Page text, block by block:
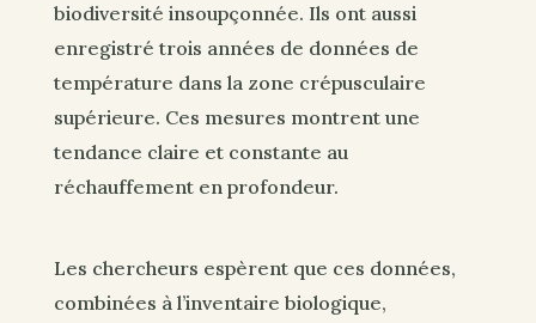
biodiversité insoupçonnée. Ils ont aussi
enregistré trois années de données de
température dans la zone crépusculaire
supérieure. Ces mesures montrent une
tendance claire et constante au
réchauffement en profondeur.
Les chercheurs espèrent que ces données,
combinées à l’inventaire biologique,